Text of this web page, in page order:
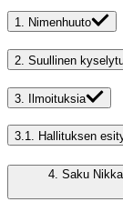
1. Nimenhuuto
2. Suullinen
3. Ilmoituksia
3.1. Hallituksen
4. Saku